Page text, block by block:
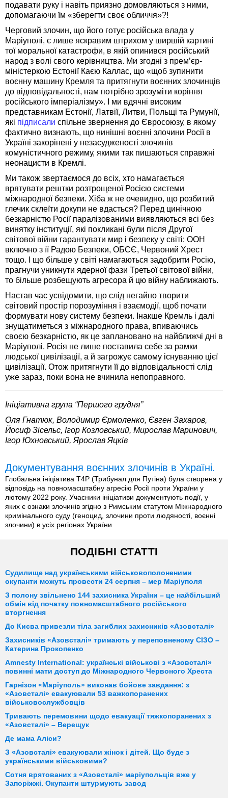
подавати руку і навіть приязно домовляються з ними,
допомагаючи їм «зберегти своє обличчя»?!
Черговий злочин, що його готує російська влада у
Маріуполі, є лише яскравим штрихом у ширшій картині
тої моральної катастрофи, в якій опинився російський
народ з волі свого керівництва. Ми згодні з прем’єр-
міністеркою Естонії Каєю Каллас, що «щоб зупинити
воєнну машину Кремля та притягнути воєнних злочинців
до відповідальності, нам потрібно зрозуміти коріння
російського імперіалізму». І ми вдячні високим
представникам Естонії, Латвії, Литви, Польщі та Румунії,
які підписали спільне звернення до Євросоюзу, в якому
фактично визнають, що нинішні воєнні злочини Росії в
Україні закорінені у незасудженості злочинів
комуністичного режиму, якими так пишаються справжні
неонацисти в Кремлі.
Ми також звертаємося до всіх, хто намагається
врятувати рештки розтрощеної Росією системи
міжнародної безпеки. Хіба ж не очевидно, що розбитий
глечик склеїти докупи не вдасться? Перед цинічною
безкарністю Росії паралізованими виявляються всі без
винятку інституції, які покликані були після Другої
світової війни гарантувати мир і безпеку у світі: ООН
включно з її Радою Безпеки, ОБСЄ, Червоний Хрест
тощо. І що більше у світі намагаються задобрити Росію,
прагнучи уникнути ядерної фази Третьої світової війни,
то більше розбещують агресора й цю війну наближають.
Настав час усвідомити, що слід негайно творити
світовий простір порозуміння і взаємодії, щоб почати
формувати нову систему безпеки. Інакше Кремль і далі
знущатиметься з міжнародного права, впиваючись
своєю безкарністю, як це заплановано на найближчі дні в
Маріуполі. Росія не лише поставила себе за рамки
людської цивілізації, а й загрожує самому існуванню цієї
цивілізації. Отож притягнути її до відповідальності слід
уже зараз, поки вона не вчинила непоправного.
Ініціативна група “Першого грудня”
Оля Гнатюк, Володимир Єрмоленко, Євген Захаров,
Йосиф Зісельс, Ігор Козловський, Мирослав Маринович,
Ігор Юхновський, Ярослав Яцків
Документування воєнних злочинів в Україні.
Глобальна ініціатива T4P (Трибунал для Путіна) була створена у
відповідь на повномасштабну агресію Росії проти України у
лютому 2022 року. Учасники ініціативи документують події, у
яких є ознаки злочинів згідно з Римським статутом Міжнародного
кримінального суду (геноцид, злочини проти людяності, воєнні
злочини) в усіх регіонах України
ПОДІБНІ СТАТТІ
Судилище над українськими військовополоненими
окупанти можуть провести 24 серпня – мер Маріуполя
З полону звільнено 144 захисника України – це найбільший
обмін від початку повномасштабного російського
вторгнення
До Києва привезли тіла загиблих захисників «Азовсталі»
Захисників «Азовсталі» тримають у переповненому СІЗО –
Катерина Прокопенко
Amnesty International: українські військові з «Азовсталі»
повинні мати доступ до Міжнародного Червоного Хреста
Гарнізон «Маріуполь» виконав бойове завдання: з
«Азовсталі» евакуювали 53 важкопоранених
військовослужбовців
Тривають перемовини щодо евакуації тяжкопоранених з
«Азовсталі» – Верещук
Де мама Аліси?
З «Азовсталі» евакуювали жінок і дітей. Що буде з
українськими військовими?
Сотня врятованих з «Азовсталі» маріупольців вже у
Запоріжжі. Окупанти штурмують завод